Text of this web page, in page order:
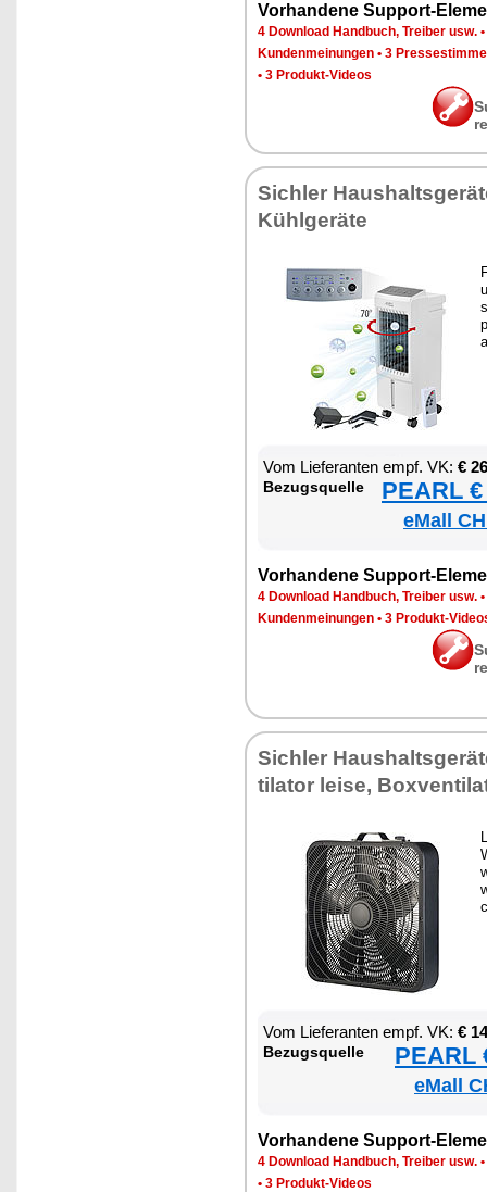
Vor­han­de­ne Sup­port-
4 Down­load Hand­buch, Trei­ber usw. •
Kun­den­mei­nun­gen • 3
• 3 Pro­dukt-Vi­de­os
Sich­ler
Kühl­ge­rä­te
Vom Lie­fe­ran­ten empf. VK: €
Be­zugs­quel­le PEARL
eMall
Vor­han­de­ne Sup­port-
4 Down­load Hand­buch, Trei­ber usw. •
Kun­den­mei­nun­gen • 3 Pro­dukt-
Sich­ler
ti­la­tor lei­se,
Vom Lie­fe­ran­ten empf. VK: €
Be­zugs­quel­le PEARL
eMall
Vor­han­de­ne Sup­port-
4 Down­load Hand­buch, Trei­ber usw. •
• 3 Pro­dukt-Vi­de­os